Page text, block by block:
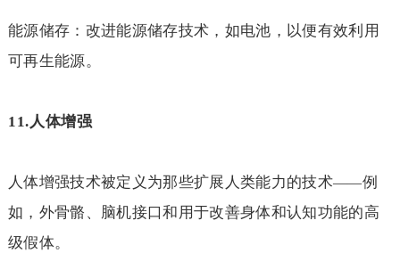
能源储存：改进能源储存技术，如电池，以便有效利用
可再生能源。
11.人体增强
人体增强技术被定义为那些扩展人类能力的技术——例
如，外骨骼、脑机接口和用于改善身体和认知功能的高
级假体。